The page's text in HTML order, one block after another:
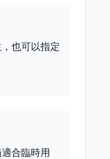
也可以指定
合臨時用